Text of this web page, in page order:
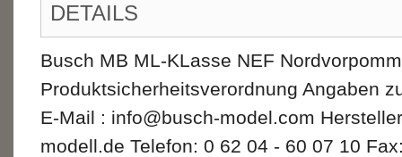
DETAILS
Busch MB ML-KLasse NEF
Produktsicherheitsverordnung Angaben
E-Mail : info@busch-model.com
modell.de Telefon: 0 62 04 - 60 07 10